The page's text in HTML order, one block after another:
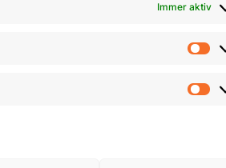
Immer aktiv